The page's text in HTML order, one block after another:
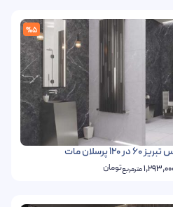
%5
مات
مترمربعتومان